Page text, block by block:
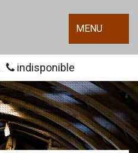
MENU
indisponible